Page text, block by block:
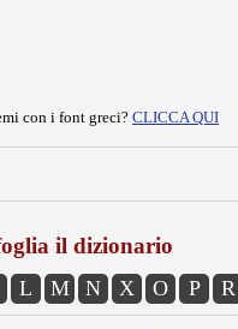
con i font greci? CLICCA QUI
il dizionario
L M N X O P R